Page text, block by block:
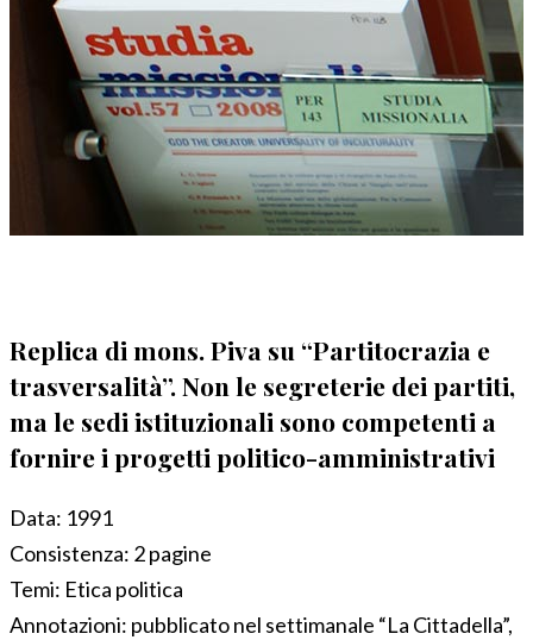
Replica di mons. Piva su “Partitocrazia e
trasversalità”. Non le segreterie dei partiti,
ma le sedi istituzionali sono competenti a
fornire i progetti politico-amministrativi
Data: 1991
Consistenza: 2 pagine
Temi: Etica politica
Annotazioni: pubblicato nel settimanale “La Cittadella”,